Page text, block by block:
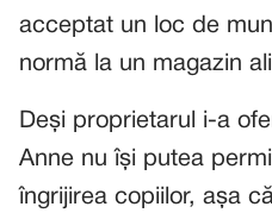
acceptat un loc de
normă la un magazin
Deși proprietarul i-a
Anne nu își putea
îngrijirea copiilor, așa